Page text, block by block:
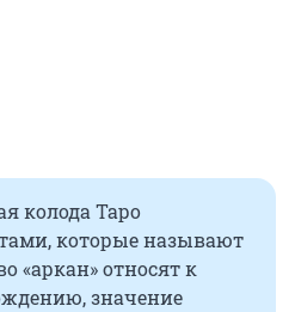
колода Таро
которые называют
«аркан» относят к
значение